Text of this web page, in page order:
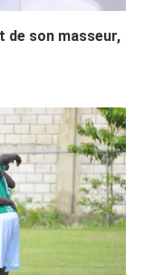
de son masseur,